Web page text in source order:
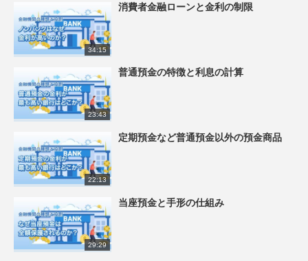
34:15
消費者金融ローンと金利の制限
23:43
普通預金の特徴と利息の計算
22:13
定期預金など普通預金以外の預金商品
29:29
当座預金と手形の仕組み